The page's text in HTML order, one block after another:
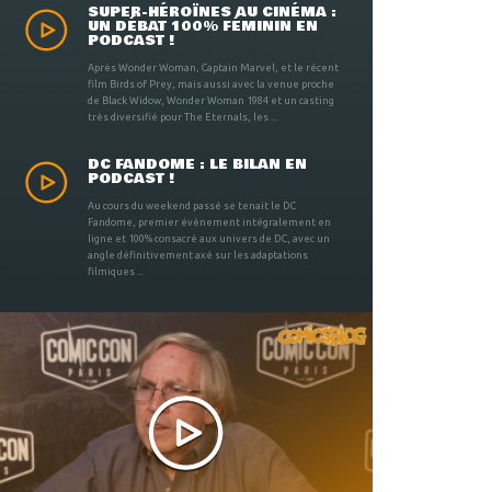
SUPER-HÉROÏNES AU CINÉMA :
UN DÉBAT 100% FÉMININ EN
PODCAST !
Après Wonder Woman, Captain Marvel, et le récent
film Birds of Prey, mais aussi avec la venue proche
de Black Widow, Wonder Woman 1984 et un casting
très diversifié pour The Eternals, les ...
DC FANDOME : LE BILAN EN
PODCAST !
Au cours du weekend passé se tenait le DC
Fandome, premier évènement intégralement en
ligne et 100% consacré aux univers de DC, avec un
angle définitivement axé sur les adaptations
filmiques ...